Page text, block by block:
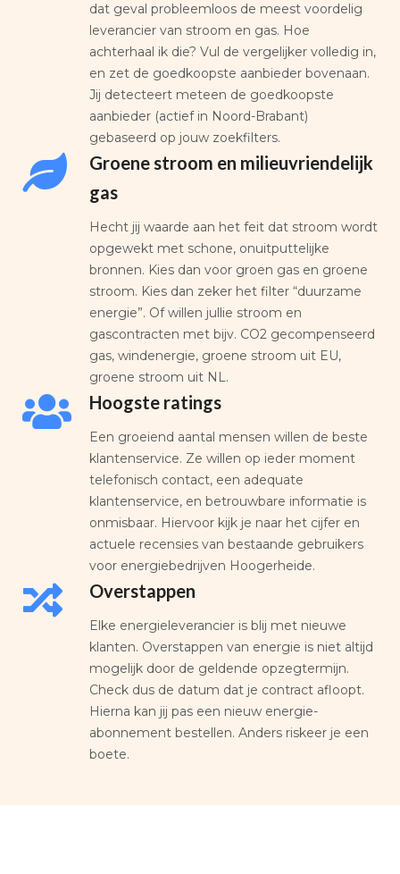
dat geval probleemloos de meest voordelig
leverancier van stroom en gas. Hoe
achterhaal ik die? Vul de vergelijker volledig in,
en zet de goedkoopste aanbieder bovenaan.
Jij detecteert meteen de goedkoopste
aanbieder (actief in Noord-Brabant)
gebaseerd op jouw zoekfilters.
Groene stroom en milieuvriendelijk
gas
Hecht jij waarde aan het feit dat stroom wordt
opgewekt met schone, onuitputtelijke
bronnen. Kies dan voor groen gas en groene
stroom. Kies dan zeker het filter “duurzame
energie”. Of willen jullie stroom en
gascontracten met bijv. CO2 gecompenseerd
gas, windenergie, groene stroom uit EU,
groene stroom uit NL.
Hoogste ratings
Een groeiend aantal mensen willen de beste
klantenservice. Ze willen op ieder moment
telefonisch contact, een adequate
klantenservice, en betrouwbare informatie is
onmisbaar. Hiervoor kijk je naar het cijfer en
actuele recensies van bestaande gebruikers
voor energiebedrijven Hoogerheide.
Overstappen
Elke energieleverancier is blij met nieuwe
klanten. Overstappen van energie is niet altijd
mogelijk door de geldende opzegtermijn.
Check dus de datum dat je contract afloopt.
Hierna kan jij pas een nieuw energie-
abonnement bestellen. Anders riskeer je een
boete.